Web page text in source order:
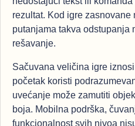
rezultat. Kod igre
putanjama takva odstupanja
rešavanje.
Sačuvana veličina igre
početak koristi
uvećanje može zamutiti
boja. Mobilna podrška,
funkcionalnost svih nivoa